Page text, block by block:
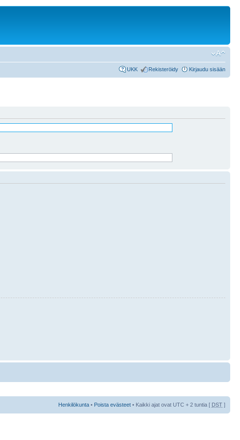
UKK Rekisteröidy Kirjaudu sisään
Henkilökunta • Poista evästeet • Kaikki ajat ovat UTC + 2 tuntia [ DST ]